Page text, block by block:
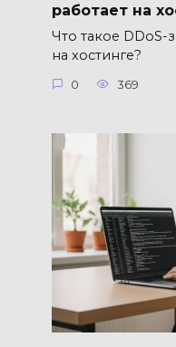
работает на
Что такое DDoS-
на хостинге?
0 369